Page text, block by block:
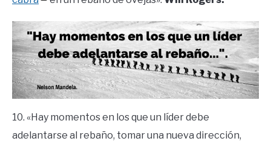
10. «Hay momentos en los que un líder debe
adelantarse al rebaño, tomar una nueva dirección,